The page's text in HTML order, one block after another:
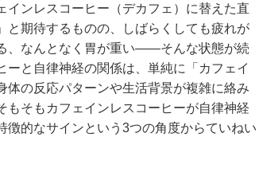
インレスコーヒー（デカフェ）に替えた直
と期待するものの、しばらくしても疲れが
、なんとなく胃が重い——そんな状態が続
と自律神経の関係は、単純に「カフェイ
体の反応パターンや生活背景が複雑に絡み
そもカフェインレスコーヒーが自律神経
徴的なサインという3つの角度からていねい